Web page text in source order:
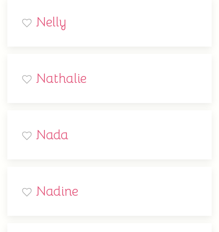
Nelly
Nathalie
Nada
Nadine